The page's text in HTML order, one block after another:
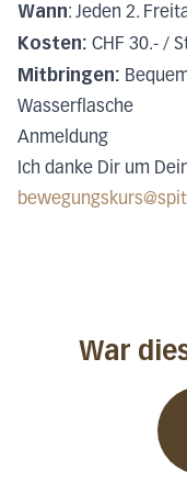
Wann: Jeden 2.
Kosten: CHF 30.- /
Mitbringen:
Wasserflasche
Anmeldung
Ich danke Dir um
War